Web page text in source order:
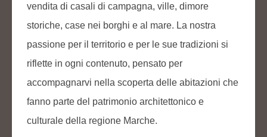
vendita di casali di campagna, ville, dimore
storiche, case nei borghi e al mare. La nostra
passione per il territorio e per le sue tradizioni si
riflette in ogni contenuto, pensato per
accompagnarvi nella scoperta delle abitazioni che
fanno parte del patrimonio architettonico e
culturale della regione Marche.